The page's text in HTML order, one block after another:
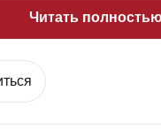
Читать полностью